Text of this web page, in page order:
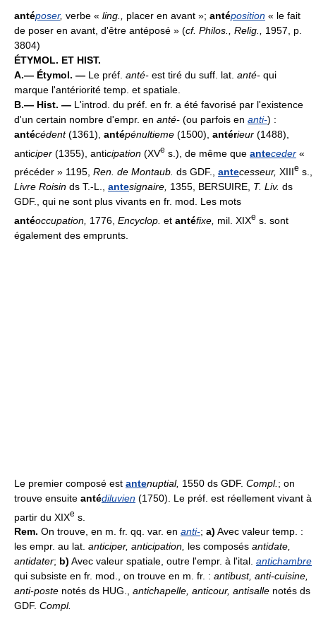
antéposer, verbe « ling., placer en avant »; antéposition « le fait
de poser en avant, d'être antéposé » (cf. Philos., Relig.,
1957, p.
3804)
ÉTYMOL. ET HIST.
A.— Étymol. — Le préf. anté- est tiré du suff. lat. anté- qui
marque l'antériorité temp. et spatiale.
B.— Hist. — L'introd. du préf. en fr. a été favorisé par l'existence
d'un certain nombre d'empr. en anté- (ou parfois en anti-) :
antécédent(1361), antépénultieme (1500), antérieur (1488),
anticiper (1355), anticipation (XVe s.), de même que anteceder «
précéder » 1195, Ren. de Montaub. ds GDF., antecesseur, XIIIe s.,
Livre Roisin ds T.-L., antesignaire, 1355, BERSUIRE, T. Liv. ds
GDF., qui ne sont plus vivants en fr. mod. Les mots
antéoccupation, 1776, Encyclop. et antéfixe, mil. XIXe s. sont
également des emprunts.
Le premier composé est antenuptial, 1550 ds GDF. Compl. ; on
trouve ensuite antédiluvien (1750). Le préf. est réellement vivant à
partir du XIXe s.
Rem. On trouve, en m. fr. qq. var. en anti-; a) Avec valeur temp. :
les empr. au lat. anticiper, anticipation, les composés antidate,
antidater; b) Avec valeur spatiale, outre l'empr. à l'ital. antichambre
qui subsiste en fr. mod., on trouve en m. fr. : antibust, anti-cuisine,
anti-poste notés ds HUG., antichapelle, anticour, antisalle notés ds
GDF. Compl.